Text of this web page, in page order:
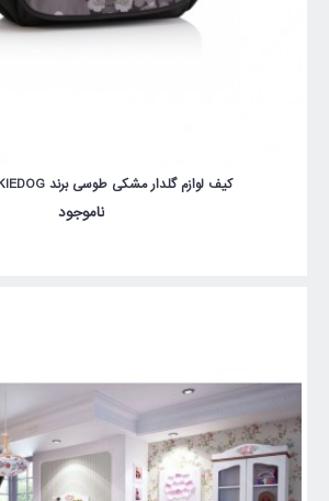
کیف لوازم گلدار مشکی طوسی برند OKIEDOG- کد28291
ناموجود